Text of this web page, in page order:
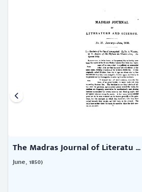
The Madras Journal of Literatu ...
June, 1850)